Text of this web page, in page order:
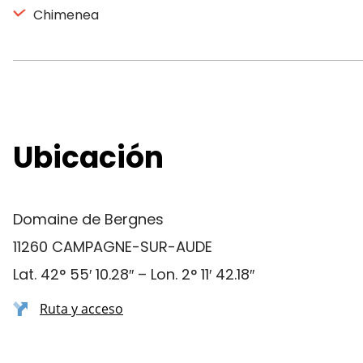
Chimenea
Ubicación
Domaine de Bergnes
11260 CAMPAGNE-SUR-AUDE
Lat. 42° 55′ 10.28″ – Lon. 2° 11′ 42.18″
Ruta y acceso